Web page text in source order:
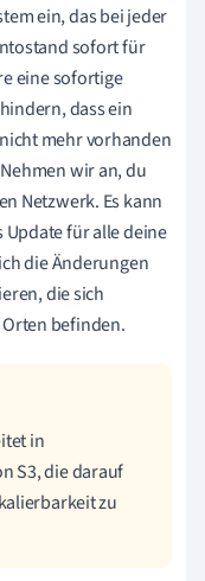
ein, das bei jeder
sofort für
eine sofortige
dass ein
mehr vorhanden
Nehmen wir an, du
Netzwerk. Es kann
für alle deine
die Änderungen
die sich
befinden.
in
S3, die darauf
zu